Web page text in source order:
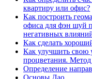
квартиру или офис?
Как построить
офиса для фэн шуй
негативных
Как сделать
Как улучшить свою
процветания.
Определение
Основы Дао